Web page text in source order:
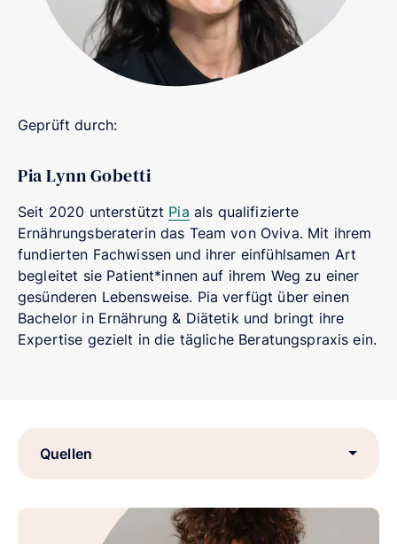
Geprüft durch:
Pia Lynn Gobetti
Seit 2020 unterstützt Pia als qualifizierte
Ernährungsberaterin das Team von Oviva. Mit ihrem
fundierten Fachwissen und ihrer einfühlsamen Art
begleitet sie Patient*innen auf ihrem Weg zu einer
gesünderen Lebensweise. Pia verfügt über einen
Bachelor in Ernährung & Diätetik und bringt ihre
Expertise gezielt in die tägliche Beratungspraxis ein.
Quellen